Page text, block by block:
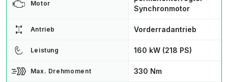
Motor
Synchronmotor
Antrieb Vorderradantrieb
Leistung 160 kW (218 PS)
Max. Drehmoment 330 Nm